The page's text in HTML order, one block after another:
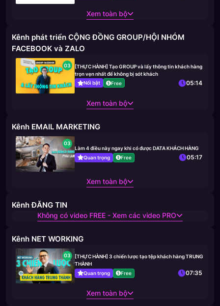
Xem toàn bộ
Kênh phát triển CỘNG ĐỒNG GROUP/HỘI NHÓM
FACEBOOK và ZALO
03
[THỰC HÀNH] Tạo GROUP và lấy thông tin khách hàng
trọn vẹn nhất để không bị sót khách
Nổi bật
Free 05:14
Xem toàn bộ
Kênh EMAIL MARKETING
03
Làm 4 điều này ngay khi có được DATA KHÁCH HÀNG
Quan trọng
Free 05:17
Xem toàn bộ
Kênh ĐĂNG TIN
Không có video FREE - Xem các video PRO
Kênh NET WORKING
03
[THỰC HÀNH] 3 chiến lược tạo tệp khách hàng TRUNG
THÀNH
Quan trọng
Free 07:35
Xem toàn bộ